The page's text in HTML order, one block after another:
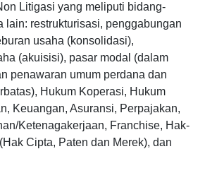
Litigasi yang meliputi bidang-
lain: restrukturisasi, penggabungan
usaha (konsolidasi),
(akuisisi), pasar modal (dalam
penawaran umum perdana dan
Hukum Koperasi, Hukum
Keuangan, Asuransi, Perpajakan,
Ketenagakerjaan, Franchise, Hak-
Cipta, Paten dan Merek), dan